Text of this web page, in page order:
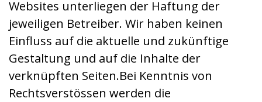
Websites unterliegen der Haftung der
jeweiligen Betreiber. Wir haben keinen
Einfluss auf die aktuelle und zukünftige
Gestaltung und auf die Inhalte der
verknüpften Seiten.Bei Kenntnis von
Rechtsverstössen werden die